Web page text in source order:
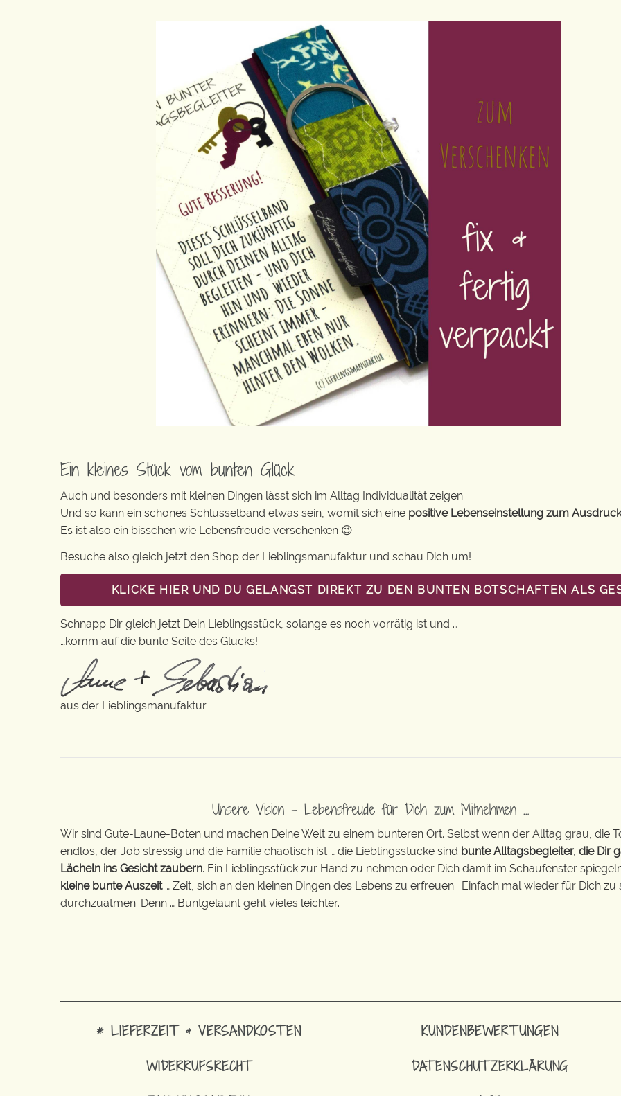
Ein kleines Stück vom bunten Glück
Auch und besonders mit kleinen Dingen lässt sich im Alltag Individualität zeigen.
Und so kann ein schönes Schlüsselband etwas sein, womit sich eine positive Lebenseinstellung zum
Es ist also ein bisschen wie Lebensfreude verschenken 😉
Besuche also gleich jetzt den Shop der Lieblingsmanufaktur und schau Dich um!
KLICKE HIER UND DU GELANGST DIREKT ZU DEN BUNTEN BOTSCHAFTEN ALS
Schnapp Dir gleich jetzt Dein Lieblingsstück, solange es noch vorrätig ist und …
…komm auf die bunte Seite des Glücks!
aus der Lieblingsmanufaktur
Unsere Vision – Lebensfreude für Dich zum Mitnehmen …
Wir sind Gute-Laune-Boten und machen Deine Welt zu einem bunteren Ort. Selbst wenn der Alltag grau, die
endlos, der Job stressig und die Familie chaotisch ist … die Lieblingsstücke sind bunte Alltagsbegleiter, die Dir
Lächeln ins Gesicht zaubern. Ein Lieblingsstück zur Hand zu nehmen oder Dich damit im Schaufenster
kleine bunte Auszeit… Zeit, sich an den kleinen Dingen des Lebens zu erfreuen. Einfach mal wieder für Dich zu
durchzuatmen. Denn … Buntgelaunt geht vieles leichter.
* LIEFERZEIT & VERSANDKOSTEN
WIDERRUFSRECHT
KUNDENBEWERTUNGEN
DATENSCHUTZERKLÄRUNG